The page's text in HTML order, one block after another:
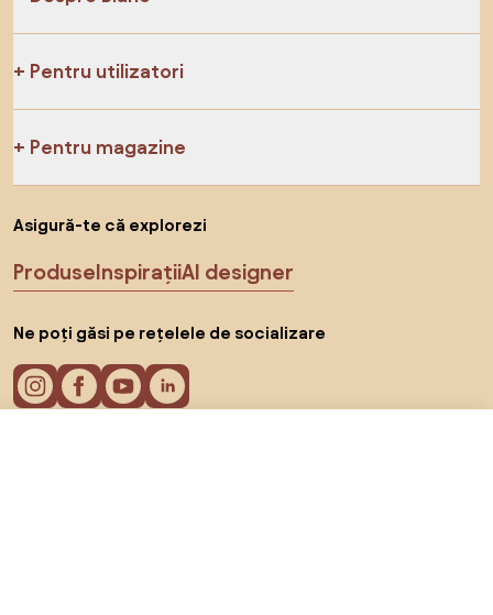
Pentru utilizatori
Pentru magazine
Asigură-te că explorezi
ProduseInspirațiiAI designer
Ne poți găsi pe rețelele de socializare